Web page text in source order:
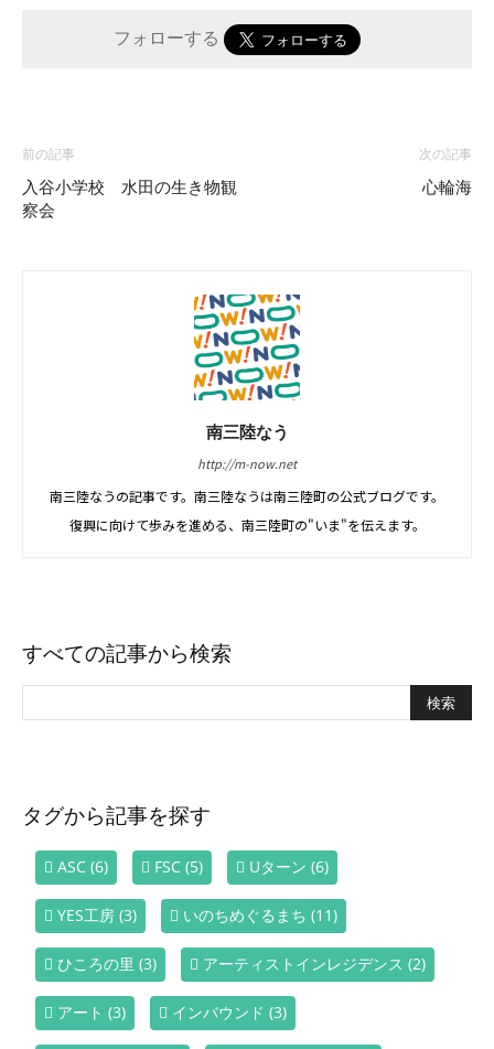
フォローする
前の記事
入谷小学校 水田の生き物観
察会
次の記事
心輪海
南三陸なう
http://m-now.net
南三陸なうの記事です。南三陸なうは南三陸町の公式ブログです。
復興に向けて歩みを進める、南三陸町の"いま"を伝えます。
すべての記事から検索
タグから記事を探す
ASC (6) FSC (5) Uターン (6)
YES工房 (3) いのちめぐるまち (11)
ひころの里 (3) アーティストインレジデンス (2)
アート (3) インバウンド (3)